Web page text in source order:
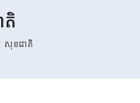
តិ
សុខជាតិ